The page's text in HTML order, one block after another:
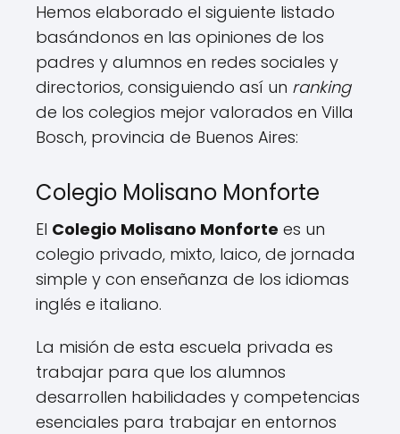
Hemos elaborado el siguiente listado
basándonos en las opiniones de los
padres y alumnos en redes sociales y
directorios, consiguiendo así un ranking
de los colegios mejor valorados en Villa
Bosch, provincia de Buenos Aires:
Colegio Molisano Monforte
El Colegio Molisano Monforte es un
colegio privado, mixto, laico, de jornada
simple y con enseñanza de los idiomas
inglés e italiano.
La misión de esta escuela privada es
trabajar para que los alumnos
desarrollen habilidades y competencias
esenciales para trabajar en entornos